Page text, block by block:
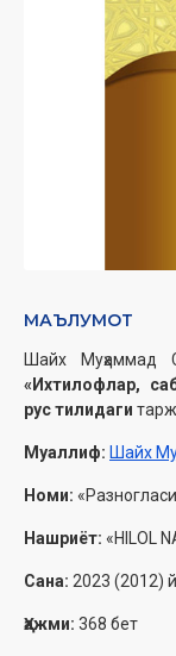
МАЪЛУМОТ
Шайх Муҳаммад
«Ихтилофлар,
рус тилидаги
Муаллиф: Шайх
Номи:
Нашриёт: «HILOL
Сана: 2023 (2012)
Ҳажми: 368 бет